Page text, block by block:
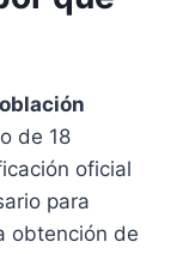
de 18
oficial
para
obtención de